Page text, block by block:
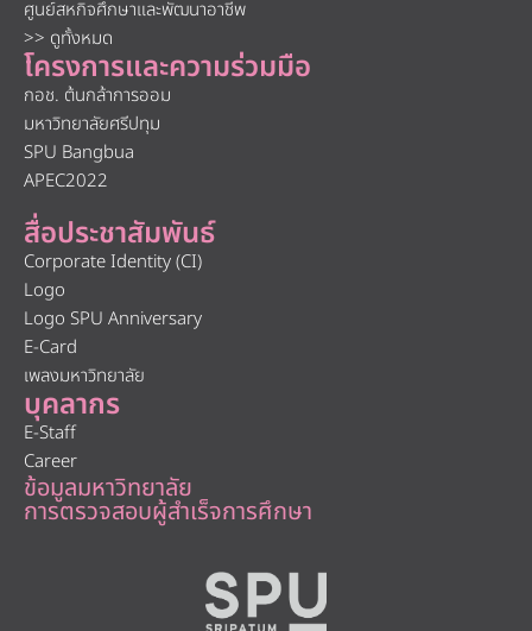
ศูนย์สหกิจศึกษาและพัฒนาอาชีพ
>> ดูทั้งหมด
โครงการและความร่วมมือ
กอช. ต้นกล้าการออม
มหาวิทยาลัยศรีปทุม
SPU Bangbua
APEC2022
สื่อประชาสัมพันธ์
Corporate Identity (CI)
Logo
Logo SPU Anniversary
E-Card
เพลงมหาวิทยาลัย
บุคลากร
E-Staff
Career
ข้อมูลมหาวิทยาลัย
การตรวจสอบผู้สำเร็จการศึกษา